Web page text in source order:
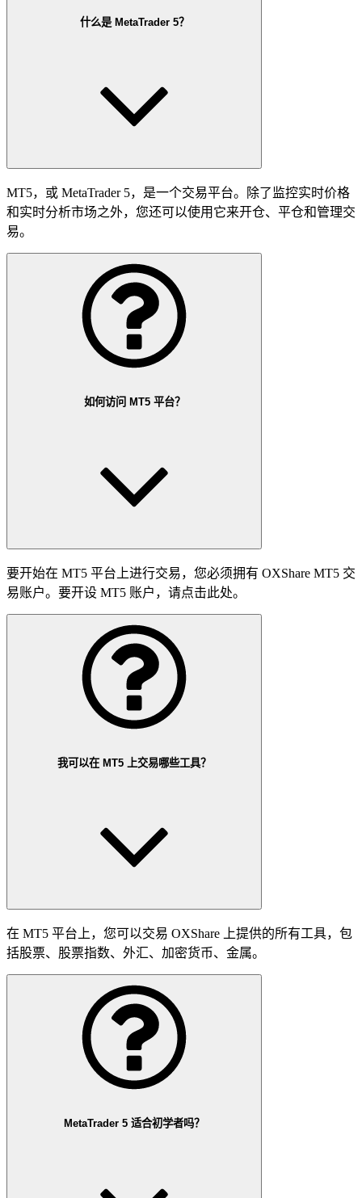
什么是 MetaTrader 5？
MT5，或 MetaTrader 5，是一个交易平台。除了监控实时价格
和实时分析市场之外，您还可以使用它来开仓、平仓和管理交
易。
如何访问 MT5 平台？
要开始在 MT5 平台上进行交易，您必须拥有 OXShare MT5 交
易账户。要开设 MT5 账户，请点击此处。
我可以在 MT5 上交易哪些工具？
在 MT5 平台上，您可以交易 OXShare 上提供的所有工具，包
括股票、股票指数、外汇、加密货币、金属。
MetaTrader 5 适合初学者吗？